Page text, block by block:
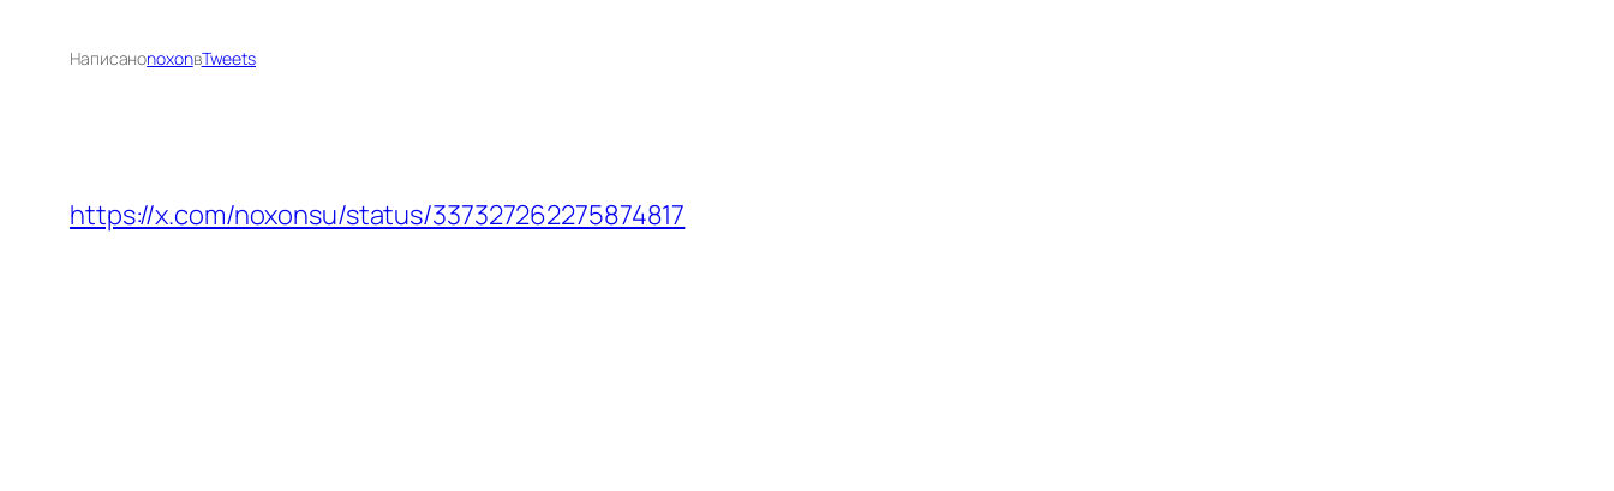
НаписаноnoxonвTweets
https://x.com/noxonsu/status/337327262275874817